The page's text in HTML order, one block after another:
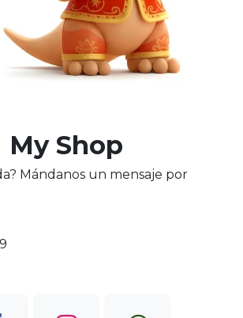
My Shop
Mándanos un mensaje por